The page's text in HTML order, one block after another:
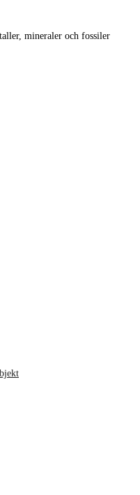
mineraler och fossiler